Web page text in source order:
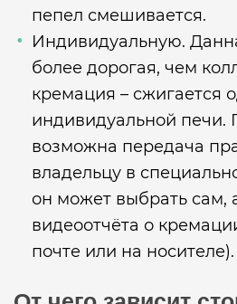
пепел смешивается.
Индивидуальную.
более дорогая, чем
кремация – сжигается
индивидуальной печи.
возможна передача
владельцу в
он может выбрать сам,
видеоотчёта о
почте или на носителе).